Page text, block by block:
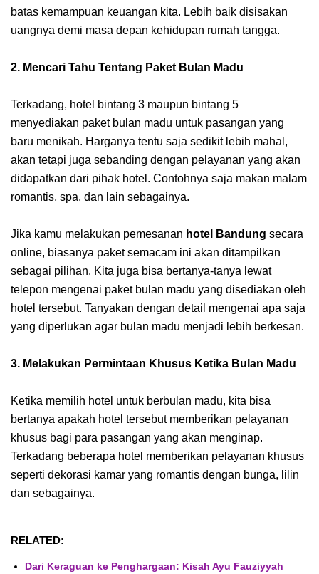
batas kemampuan keuangan kita. Lebih baik disisakan
uangnya demi masa depan kehidupan rumah tangga.
2. Mencari Tahu Tentang Paket Bulan Madu
Terkadang, hotel bintang 3 maupun bintang 5
menyediakan paket bulan madu untuk pasangan yang
baru menikah. Harganya tentu saja sedikit lebih mahal,
akan tetapi juga sebanding dengan pelayanan yang akan
didapatkan dari pihak hotel. Contohnya saja makan malam
romantis, spa, dan lain sebagainya.
Jika kamu melakukan pemesanan hotel Bandung secara
online, biasanya paket semacam ini akan ditampilkan
sebagai pilihan. Kita juga bisa bertanya-tanya lewat
telepon mengenai paket bulan madu yang disediakan oleh
hotel tersebut. Tanyakan dengan detail mengenai apa saja
yang diperlukan agar bulan madu menjadi lebih berkesan.
3. Melakukan Permintaan Khusus Ketika Bulan Madu
Ketika memilih hotel untuk berbulan madu, kita bisa
bertanya apakah hotel tersebut memberikan pelayanan
khusus bagi para pasangan yang akan menginap.
Terkadang beberapa hotel memberikan pelayanan khusus
seperti dekorasi kamar yang romantis dengan bunga, lilin
dan sebagainya.
RELATED:
Dari Keraguan ke Penghargaan: Kisah Ayu Fauziyyah